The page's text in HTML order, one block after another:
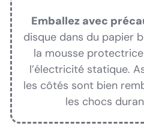
Emballez avec
disque dans du papier
la mousse
l’électricité statique.
les côtés sont bien
les chocs